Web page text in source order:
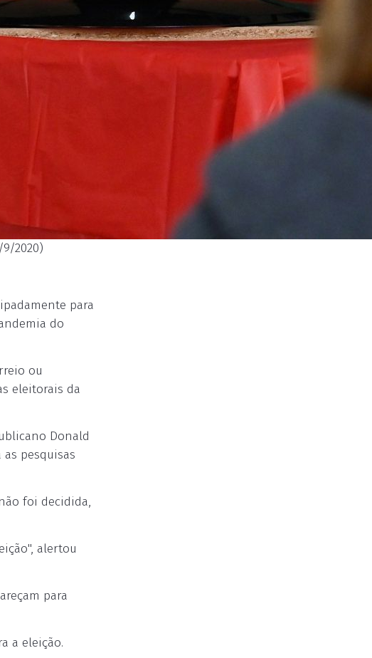
2020)
para
do
ou
eleitorais da
Donald
pesquisas
foi decidida,
alertou
para
a eleição.